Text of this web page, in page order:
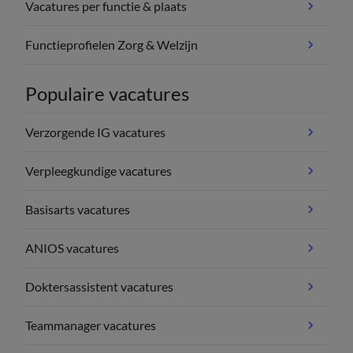
Vacatures per functie & plaats
Functieprofielen Zorg & Welzijn
Populaire vacatures
Verzorgende IG vacatures
Verpleegkundige vacatures
Basisarts vacatures
ANIOS vacatures
Doktersassistent vacatures
Teammanager vacatures